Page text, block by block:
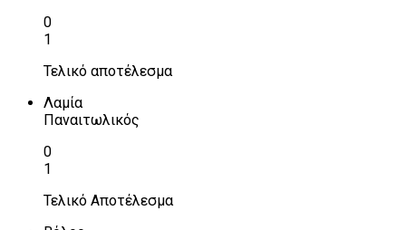
0
1
Τελικό αποτέλεσμα
Λαμία
Παναιτωλικός
0
1
Τελικό Αποτέλεσμα